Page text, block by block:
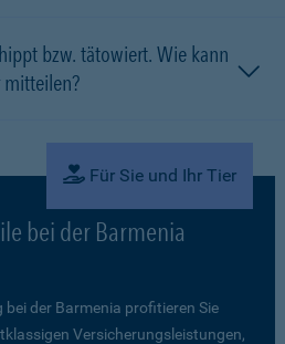
bzw. tätowiert. Wie kann
Für Sie und Ihr Tier
bei der Barmenia
bei der Barmenia profitieren Sie
Versicherungsleistungen,